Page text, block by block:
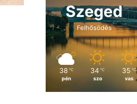
Szeged
Felhősödés
38 ℃
pén
34 ℃
szo
35 ℃
vas